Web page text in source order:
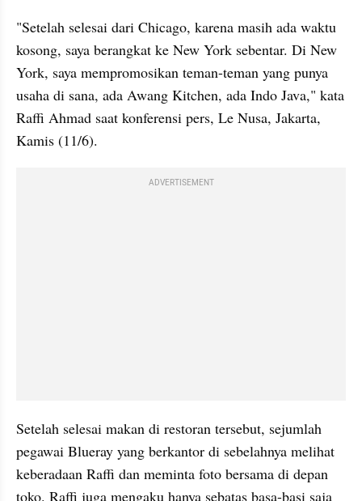
"Setelah selesai dari Chicago, karena masih ada waktu
kosong, saya berangkat ke New York sebentar. Di New
York, saya mempromosikan teman-teman yang punya
usaha di sana, ada Awang Kitchen, ada Indo Java," kata
Raffi Ahmad saat konferensi pers, Le Nusa, Jakarta,
Kamis (11/6).
ADVERTISEMENT
Setelah selesai makan di restoran tersebut, sejumlah
pegawai Blueray yang berkantor di sebelahnya melihat
keberadaan Raffi dan meminta foto bersama di depan
toko. Raffi juga mengaku hanya sebatas basa-basi saja